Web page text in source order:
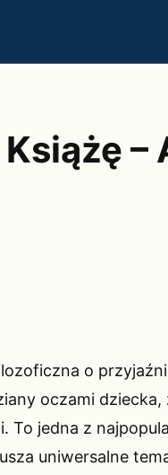
–
o
oczami dziecka,
jedna z
uniwersalne